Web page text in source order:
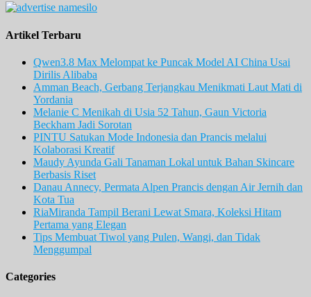
Artikel Terbaru
Qwen3.8 Max Melompat ke Puncak Model AI China Usai
Dirilis Alibaba
Amman Beach, Gerbang Terjangkau Menikmati Laut Mati di
Yordania
Melanie C Menikah di Usia 52 Tahun, Gaun Victoria
Beckham Jadi Sorotan
PINTU Satukan Mode Indonesia dan Prancis melalui
Kolaborasi Kreatif
Maudy Ayunda Gali Tanaman Lokal untuk Bahan Skincare
Berbasis Riset
Danau Annecy, Permata Alpen Prancis dengan Air Jernih dan
Kota Tua
RiaMiranda Tampil Berani Lewat Smara, Koleksi Hitam
Pertama yang Elegan
Tips Membuat Tiwol yang Pulen, Wangi, dan Tidak
Menggumpal
Categories